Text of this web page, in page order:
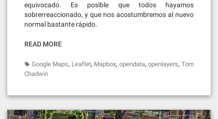
equivocado. Es posible que todos hayamos
sobrerreaccionado, y que nos acostumbremos al nuevo
normal bastante rápido.
READ MORE
Google Maps, Leaflet, Mapbox, opendata,openlayers,Tom
Chadwin